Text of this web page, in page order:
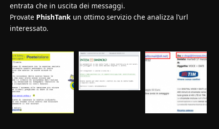
entrata che in uscita dei messaggi.
Provate PhishTank un ottimo servizio che analizza l’url
interessato.